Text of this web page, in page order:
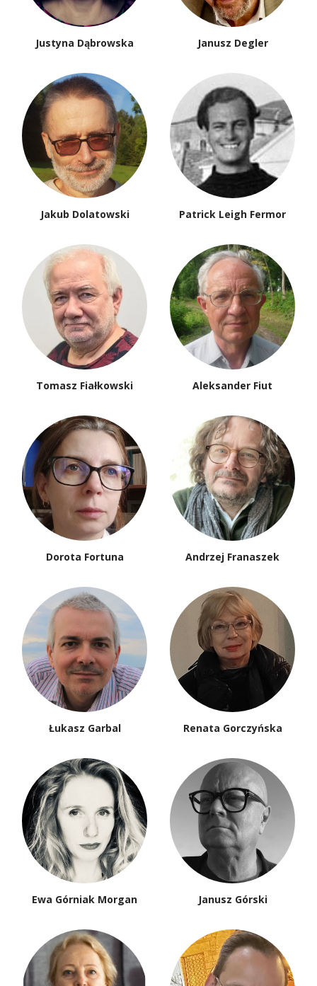
Justyna Dąbrowska Janusz Degler
Jakub Dolatowski Patrick Leigh Fermor
Tomasz Fiałkowski Aleksander Fiut
Dorota Fortuna Andrzej Franaszek
Łukasz Garbal Renata Gorczyńska
Ewa Górniak Morgan Janusz Górski